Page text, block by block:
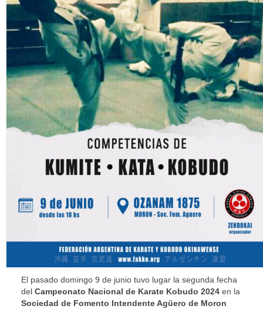
Okinawa 2016
Okinawa 2018
Calendario
Dojos
Registro de Alumnos
El pasado domingo 9 de junio tuvo lugar la segunda fecha
del Campeonato Nacional de Karate Kobudo 2024en la
Sociedad de Fomento Intendente Agüero de Moron